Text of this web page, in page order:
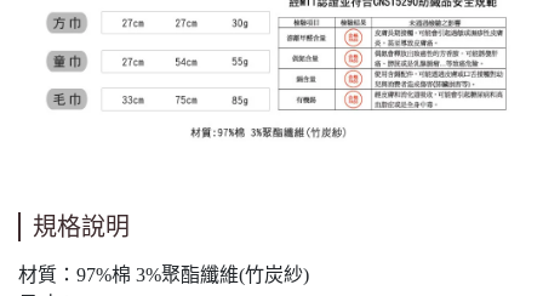
規格說明
材質：97%棉 3%聚酯纖維(竹炭紗)